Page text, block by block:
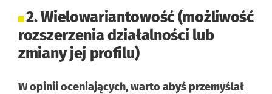
2. Wielowariantowość (możliwość
rozszerzenia działalności lub
zmiany jej profilu)
W opinii oceniających, warto abyś przemyślał